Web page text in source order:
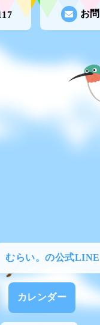
お
むらい。の公式LINE
カレンダー